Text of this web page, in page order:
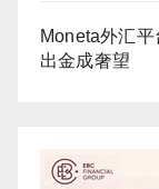
Moneta外汇平
出金成奢望